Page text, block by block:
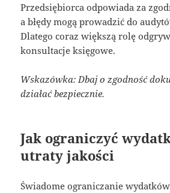
Przedsiębiorca odpowiada za
a błędy mogą prowadzić do
Dlatego coraz większą rolę
konsultacje księgowe.
Wskazówka: Dbaj o zgodność
działać bezpiecznie.
Jak ograniczyć
utraty jakości
Świadome ograniczanie